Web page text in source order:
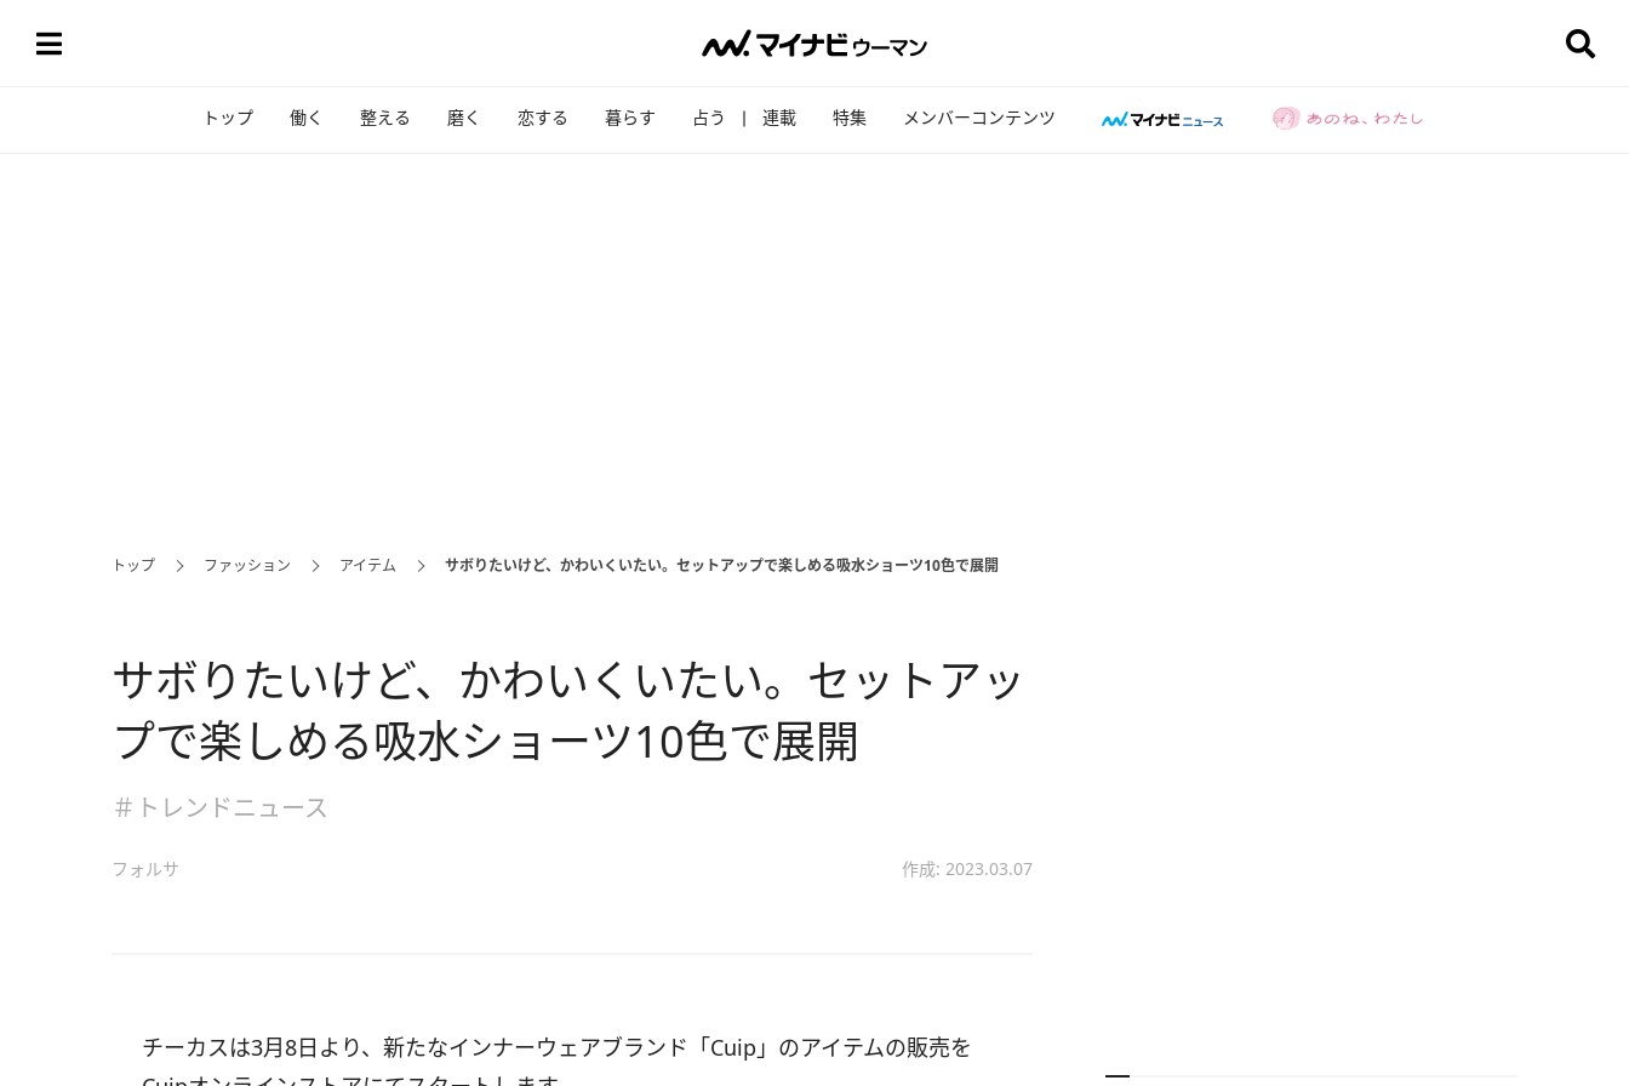
トップ 働く 整える 磨く 恋する 暮らす 占う 連載 特集 メンバーコンテンツ
トップ ファッション アイテム サボりたいけど、かわいくいたい。セットアップで楽しめる吸水ショーツ10色で展開
サボりたいけど、かわいくいたい。セットアッ
プで楽しめる吸水ショーツ10色で展開
＃トレンドニュース
フォルサ 作成: 2023.03.07
チーカスは3月8日より、新たなインナーウェアブランド「Cuip」のアイテムの販売を